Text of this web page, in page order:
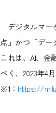
デジタルマー
点」かつ「デー
これは、AI、金
べく、2023年4
※1： https://